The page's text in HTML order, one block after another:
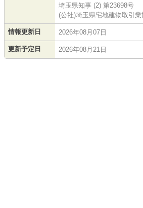
埼玉県知事 (2) 第23698号
(公社)埼玉県宅地建物取引業
情報更新日 2026年08月07日
更新予定日 2026年08月21日